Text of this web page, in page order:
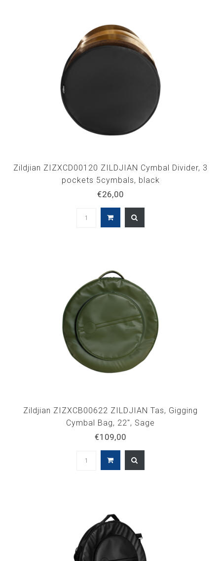
Zildjian ZIZXCD00120 ZILDJIAN Cymbal Divider, 3
pockets 5cymbals, black
€26,00
Zildjian ZIZXCB00622 ZILDJIAN Tas, Gigging
Cymbal Bag, 22", Sage
€109,00